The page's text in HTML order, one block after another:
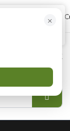
08551688000
Masuk
×